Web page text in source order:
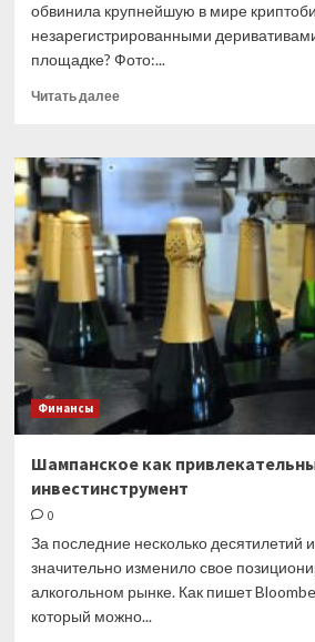
обвинила крупнейшую в мире
незарегистрированными
площадке? Фото:...
Читать далееПрочитать
Американский
регулятор
подал
суд
на
Binance
Финансы
Шампанское как
инвестинструмент
0
За последние несколько десятилетий
значительно изменило свое
алкогольном рынке. Как пишет
который можно...